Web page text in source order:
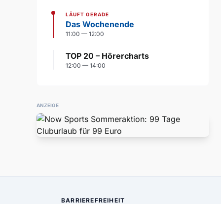
LÄUFT GERADE
Das Wochenende
11:00 — 12:00
TOP 20 – Hörercharts
12:00 — 14:00
ANZEIGE
BARRIEREFREIHEIT